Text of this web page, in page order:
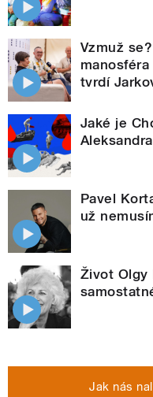
Vzmuž
tvrdí
Jaké je
Pavel
už
Život Olgy
Jak nás